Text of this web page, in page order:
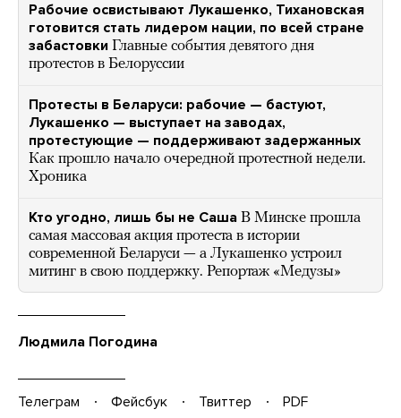
Рабочие освистывают Лукашенко, Тихановская
готовится стать лидером нации, по всей стране
забастовки Главные события девятого дня
протестов в Белоруссии
Протесты в Беларуси: рабочие — бастуют,
Лукашенко — выступает на заводах,
протестующие — поддерживают задержанных
Как прошло начало очередной протестной недели.
Хроника
Кто угодно, лишь бы не Саша В Минске прошла
самая массовая акция протеста в истории
современной Беларуси — а Лукашенко устроил
митинг в свою поддержку. Репортаж «Медузы»
Людмила Погодина
Телеграм Фейсбук Твиттер
PDF